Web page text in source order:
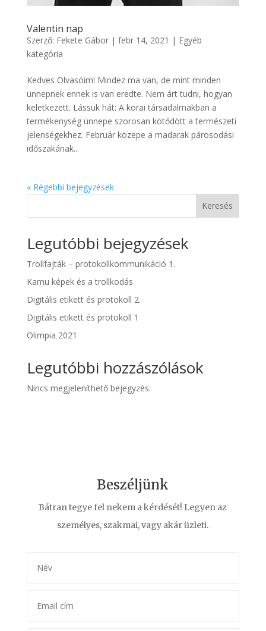
Valentin nap
Szerző: Fekete Gábor| febr 14, 2021 | Egyéb
kategória
Kedves Olvasóim! Mindez ma van, de mint minden
ünnepnek ennek is van eredte. Nem árt tudni, hogyan
keletkezett. Lássuk hát: A korai társadalmakban a
termékenység ünnepe szorosan kötődött a természeti
jelenségekhez. Február közepe a madarak párosodási
időszakának...
« Régebbi bejegyzések
Keresés
Legutóbbi bejegyzések
Trollfajták – protokollkommunikáció 1.
Kamu képek és a trollkodás
Digitális etikett és protokoll 2.
Digitális etikett és protokoll 1
Olimpia 2021
Legutóbbi hozzászólások
Nincs megjeleníthető bejegyzés.
Beszéljünk
Bátran tegye fel nekem a kérdését! Legyen az
személyes, szakmai, vagy akár üzleti.